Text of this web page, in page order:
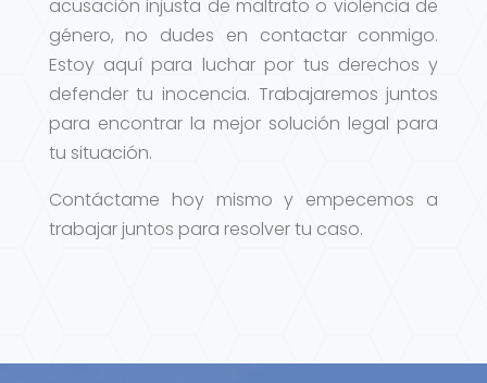
acusación injusta de maltrato o violencia de
género, no dudes en contactar conmigo.
Estoy aquí para luchar por tus derechos y
defender tu inocencia. Trabajaremos juntos
para encontrar la mejor solución legal para
tu situación.
Contáctame hoy mismo y empecemos a
trabajar juntos para resolver tu caso.